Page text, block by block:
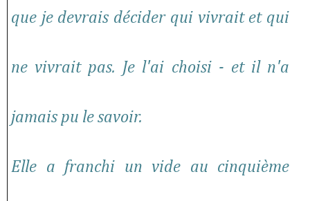
que je devrais décider qui vivrait et qui
ne vivrait pas. Je l'ai choisi - et il n'a
jamais pu le savoir.
Elle a franchi un vide au cinquième